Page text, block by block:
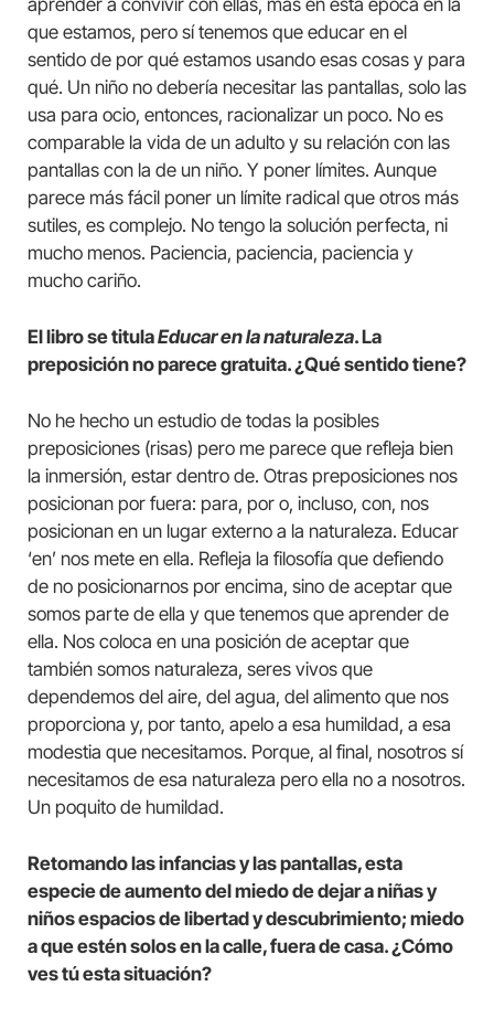
que estamos, pero sí tenemos que educar en el
sentido de por qué estamos usando esas cosas y para
qué. Un niño no debería necesitar las pantallas, solo las
usa para ocio, entonces, racionalizar un poco. No es
comparable la vida de un adulto y su relación con las
pantallas con la de un niño. Y poner límites. Aunque
parece más fácil poner un límite radical que otros más
sutiles, es complejo. No tengo la solución perfecta, ni
mucho menos. Paciencia, paciencia, paciencia y
mucho cariño.
El libro se titulaEducar en la naturaleza. La
preposición no parece gratuita. ¿Qué sentido tiene?
No he hecho un estudio de todas la posibles
preposiciones (risas) pero me parece que refleja bien
la inmersión, estar dentro de. Otras preposiciones nos
posicionan por fuera: para, por o, incluso, con, nos
posicionan en un lugar externo a la naturaleza. Educar
‘en’ nos mete en ella. Refleja la filosofía que defiendo
de no posicionarnos por encima, sino de aceptar que
somos parte de ella y que tenemos que aprender de
ella. Nos coloca en una posición de aceptar que
también somos naturaleza, seres vivos que
dependemos del aire, del agua, del alimento que nos
proporciona y, por tanto, apelo a esa humildad, a esa
modestia que necesitamos. Porque, al final, nosotros sí
necesitamos de esa naturaleza pero ella no a nosotros.
Un poquito de humildad.
Retomando las infancias y las pantallas, esta
especie de aumento del miedo de dejar a niñas y
niños espacios de libertad y descubrimiento; miedo
a que estén solos en la calle, fuera de casa. ¿Cómo
ves tú esta situación?